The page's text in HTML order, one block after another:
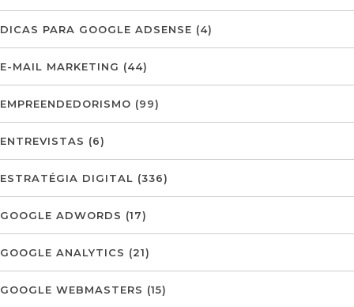
DICAS PARA GOOGLE ADSENSE (4)
E-MAIL MARKETING (44)
EMPREENDEDORISMO (99)
ENTREVISTAS (6)
ESTRATÉGIA DIGITAL (336)
GOOGLE ADWORDS (17)
GOOGLE ANALYTICS (21)
GOOGLE WEBMASTERS (15)